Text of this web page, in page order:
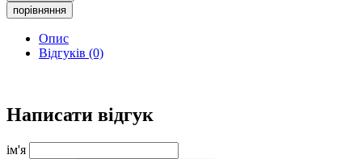
порівняння
Опис
Відгуків (0)
Написати відгук
ім'я